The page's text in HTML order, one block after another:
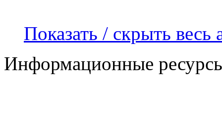
Показать / скрыть весь
Информационные